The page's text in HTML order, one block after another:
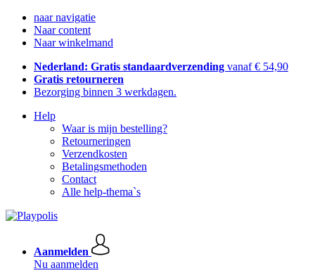
naar navigatie
Naar content
Naar winkelmand
Nederland: Gratis standaardverzending vanaf € 54,90
Gratis retourneren
Bezorging binnen 3 werkdagen.
Help
Waar is mijn bestelling?
Retourneringen
Verzendkosten
Betalingsmethoden
Contact
Alle help-thema`s
Aanmelden
Nu aanmelden